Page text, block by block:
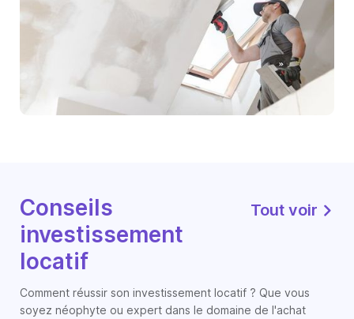
Conseils
investissement
locatif
Tout voir
Comment réussir son investissement locatif ? Que vous
soyez néophyte ou expert dans le domaine de l'achat